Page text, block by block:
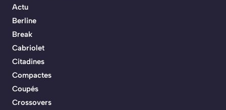
Actu
Berline
Break
Cabriolet
Citadines
Compactes
Coupés
Crossovers